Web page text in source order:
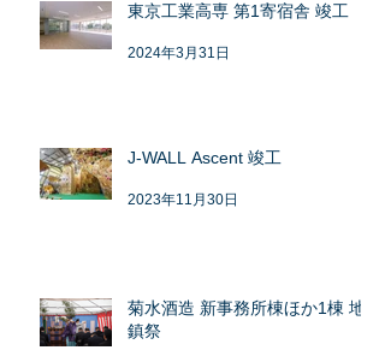
東京工業高専 第1寄宿舎 竣工
2024年3月31日
J-WALL Ascent 竣工
2023年11月30日
菊水酒造 新事務所棟ほか1棟 地
鎮祭